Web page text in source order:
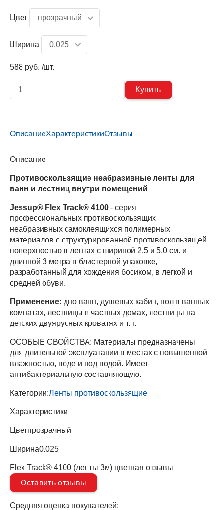
Цвет
Ширина
588 руб. /шт.
ОписаниеХарактеристикиОтзывы
Описание
Противоскользящие неабразивные ленты для
ванн и лестниц внутри помещений
Jessup® Flex Track® 4100 - серия
профессиональных противоскользящих
неабразивных самоклеящихся полимерных
материалов с структурированной противоскользящей
поверхностью в лентах с шириной 2,5 и 5,0 см. и
длинной 3 метра в блистерной упаковке,
разработанный для хождения босиком, в легкой и
средней обуви.
Применение: дно ванн, душевых кабин, пол в ванных
комнатах, лестницы в частных домах, лестницы на
детских двуярусных кроватях и т.п.
ОСОБЫЕ СВОЙСТВА: Материалы предназначены
для длительной эксплуатации в местах с повышенной
влажностью, воде и под водой. Имеет
антибактериальную составляющую.
Категории:Ленты противоскользящие
Характеристики
Цветпрозрачный
Ширина0.025
Flex Track® 4100 (ленты 3м) цветная отзывы
Оставить отзывы
Средняя оценка покупателей: